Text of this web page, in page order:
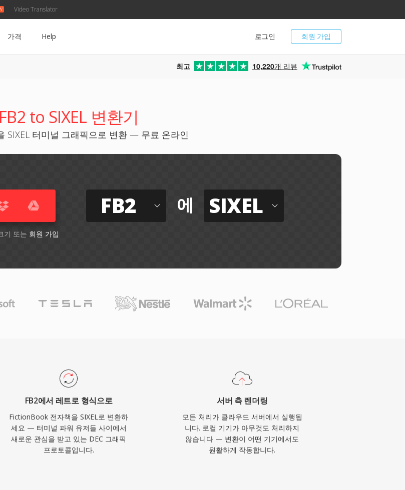
Video Translator
회원 가입
로그인
가격 Help
최고 10,220개 리뷰
FB2 to SIXEL 변환기
SIXEL 터미널 그래픽으로 변환 — 무료 온라인
기 또는 회원 가입
FB2 에 SIXEL
FB2에서 레트로 형식으로
FictionBook 전자책을 SIXEL로 변환하
세요 — 터미널 파워 유저들 사이에서
새로운 관심을 받고 있는 DEC 그래픽
프로토콜입니다.
서버 측 렌더링
모든 처리가 클라우드 서버에서 실행됩
니다. 로컬 기기가 아무것도 처리하지
않습니다 — 변환이 어떤 기기에서도
원활하게 작동합니다.